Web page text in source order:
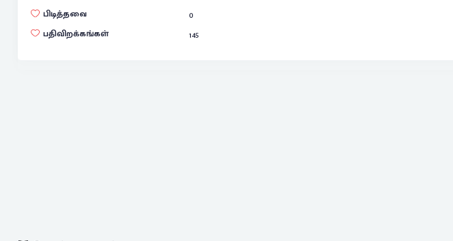
பிடித்தவை
0
பதிவிறக்கங்கள்
145